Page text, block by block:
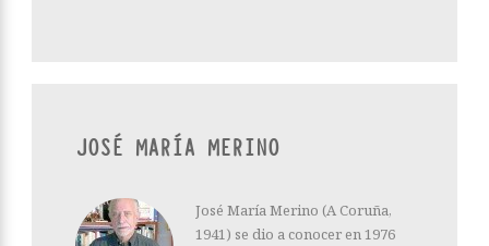
JOSÉ MARÍA MERINO
José María Merino (A Coruña,
1941) se dio a conocer en 1976